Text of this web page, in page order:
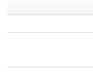
プ
100問・5択（数字）
お申込番